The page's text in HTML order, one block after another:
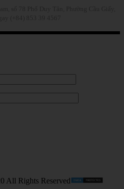
All Rights Reserved